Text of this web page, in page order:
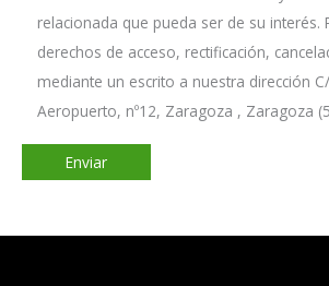
relacionada que pueda ser de su interés.
derechos de acceso, rectificación,
mediante un escrito a nuestra dirección
Aeropuerto, nº12, Zaragoza , Zaragoza